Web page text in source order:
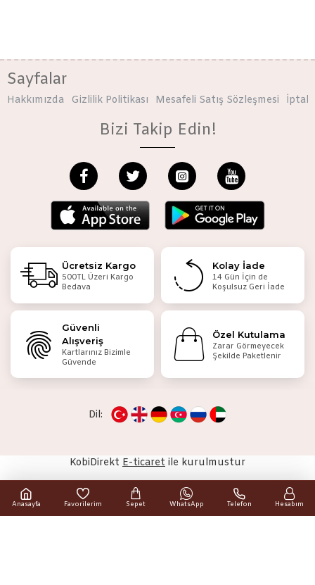
Sayfalar
Hakkımızda Gizlilik Politikası Mesafeli Satış Sözleşmesi İptal
Bizi Takip Edin!
Ücretsiz Kargo
500TL Üzeri Kargo
Bedava
Kolay İade
14 Gün İçin de
Koşulsuz Geri İade
Güvenli
Alışveriş
Kartlarınız Bizimle
Güvende
Özel Kutulama
Zarar Görmeyecek
Şekilde Paketlenir
Dil:
KobiDirekt E-ticaret ile kurulmustur
Anasayfa Favorilerim Sepet WhatsApp Telefon Hesabım